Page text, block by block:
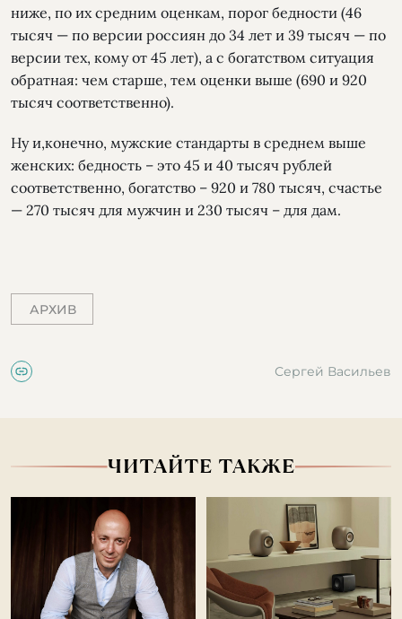
ниже, по их средним оценкам, порог бедности (46
тысяч — по версии россиян до 34 лет и 39 тысяч — по
версии тех, кому от 45 лет), а с богатством ситуация
обратная: чем старше, тем оценки выше (690 и 920
тысяч соответственно).
Ну и,конечно, мужские стандарты в среднем выше
женских: бедность – это 45 и 40 тысяч рублей
соответственно, богатство – 920 и 780 тысяч, счастье
— 270 тысяч для мужчин и 230 тысяч – для дам.
АРХИВ
Сергей Васильев
ЧИТАЙТЕ ТАКЖЕ